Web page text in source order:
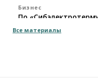
Бизнес
По
07 Августа 2026, 08:00
Все материалы